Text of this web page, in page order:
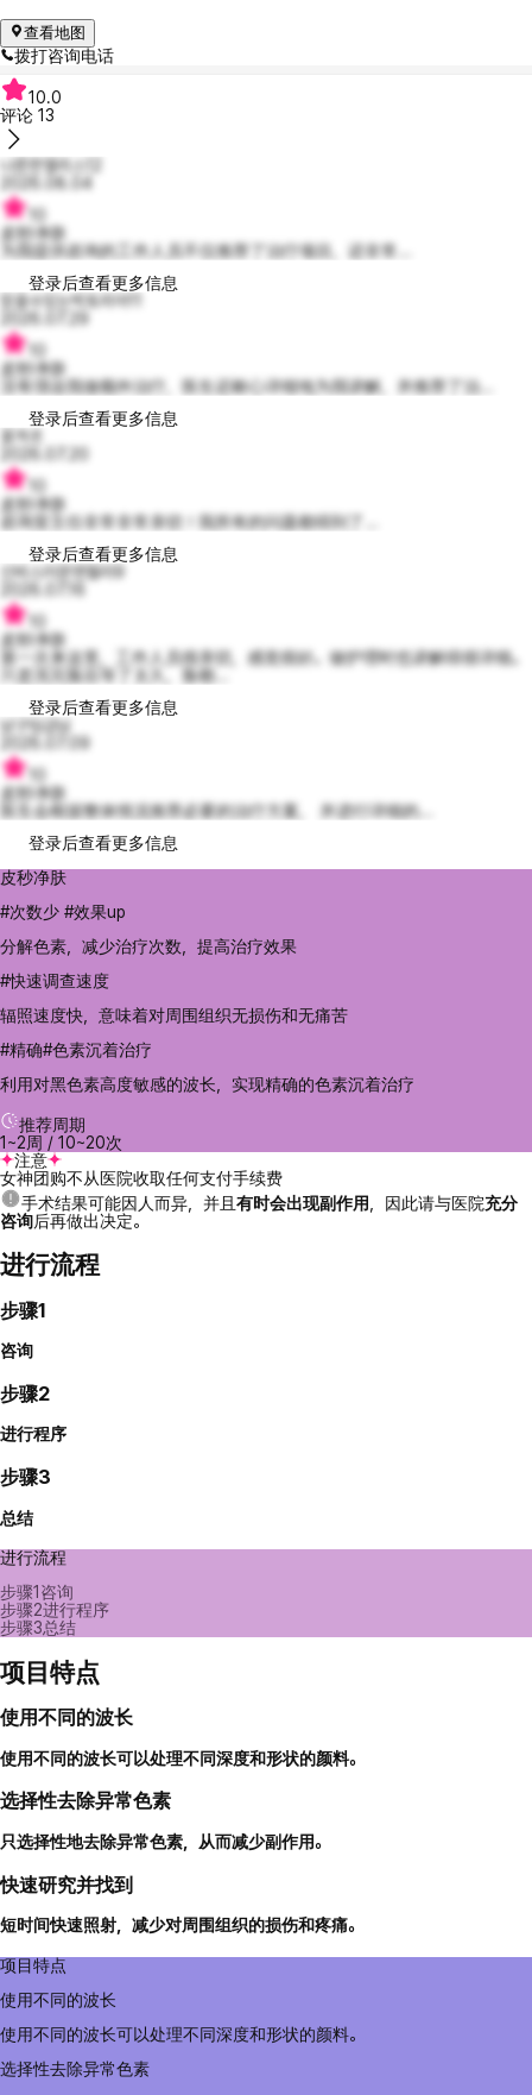
查看地图
拨打咨询电话
10.0
评论 13
나른한엘리스12
2026.08.04
皮秒净肤
为我提供咨询的工作人员不仅推荐了治疗项目，还非常...
登录后查看更多信息
믿을수있는빅토리아11
皮秒净肤
没有强迫我做额外治疗，医生还耐心详细地为我讲解，并推荐了治...
登录后查看更多信息
꽃겨르
皮秒净肤
咨询室主任非常非常亲切！我所有的问题都得到了...
登录后查看更多信息
신비스러운엔젤라9
2026.07.16
皮秒净肤
第一次来这里，工作人员很亲切，感觉很好。做护理时也讲解得很详细。
只是洗完脸后等了太久，脸都...
登录后查看更多信息
남구임금님
2026.07.09
皮秒净肤
医生会根据整体情况推荐必要的治疗方案， 并进行详细的...
登录后查看更多信息
皮秒净肤
#次数少 #效果up
分解色素，减少治疗次数，提高治疗效果
#快速调查速度
辐照速度快，意味着对周围组织无损伤和无痛苦
#精确#色素沉着治疗
利用对黑色素高度敏感的波长，实现精确的色素沉着治疗
推荐周期
1~2周 / 10~20次
注意
女神团购不从医院收取任何支付手续费
手术结果可能因人而异，并且 有时会出现副作用 ，因此请与医院充分
咨询后再做出决定。
进行流程
步骤1
咨询
步骤2
进行程序
步骤3
总结
进行流程
步骤1 咨询
步骤2进行程序
步骤3总结
项目特点
使用不同的波长
使用不同的波长可以处理不同深度和形状的颜料。
选择性去除异常色素
只选择性地去除异常色素，从而减少副作用。
快速研究并找到
短时间快速照射，减少对周围组织的损伤和疼痛。
项目特点
使用不同的波长
使用不同的波长可以处理不同深度和形状的颜料。
选择性去除异常色素